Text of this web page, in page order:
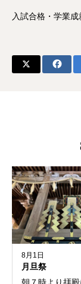
入試合格・学業成
8月1日
月旦祭
朝７時より拝